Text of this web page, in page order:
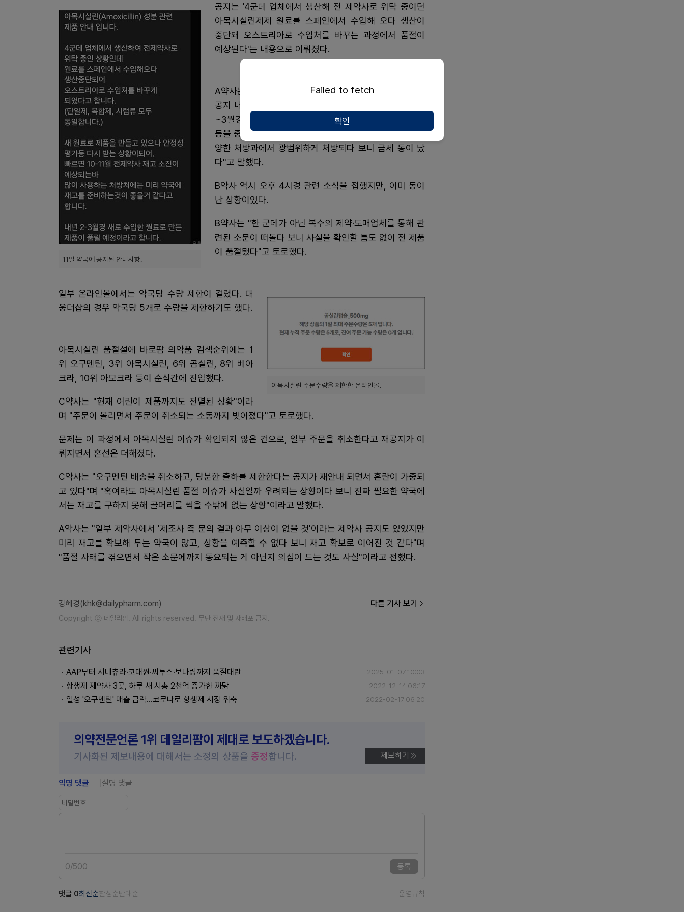
11일 약국에 공지된 안내사항.
공지는 '4군데 업체에서 생산해 전 제약사로 위탁 중이던
아목시실린제제 원료를 스페인에서 수입해 오다 생산이
중단돼 오스트리아로 수입처를 바꾸는 과정에서 품절이
예상된다'는 내용으로 이뤄졌다.
A약사는 "10~11월 전 제약사 재고 소진이 예상된다는 게
공지 내용이었다. 새로 수입한 원료로 만든 제품은 내년 2
~3월경 풀릴 예정이라는 게 관련 내용이었는데, 커뮤니티
등을 중심으로 소문이 확산됐다"며 "특히 아목시실린은 다
양한 처방과에서 광범위하게 처방되다 보니 금세 동이 났
다"고 말했다.
B약사 역시 오후 4시경 관련 소식을 접했지만, 이미 동이
난 상황이었다.
B약사는 "한 군데가 아닌 복수의 제약·도매업체를 통해 관
련된 소문이 떠돌다 보니 사실을 확인할 틈도 없이 전 제품
이 품절됐다"고 토로했다.
아목시실린 주문수량을 제한한 온라인몰.
일부 온라인몰에서는 약국당 수량 제한이 걸렸다. 대
웅더샵의 경우 약국당 5개로 수량을 제한하기도 했다.
아목시실린 품절설에 바로팜 의약품 검색순위에는 1
위 오구멘틴, 3위 아목시실린, 6위 곰실린, 8위 베아
크라, 10위 아모크라 등이 순식간에 진입했다.
C약사는 "현재 어린이 제품까지도 전멸된 상황"이라
며 "주문이 몰리면서 주문이 취소되는 소동까지 빚어졌다"고 토로했다.
문제는 이 과정에서 아목시실린 이슈가 확인되지 않은 건으로, 일부 주문을 취소한다고 재공지가 이
뤄지면서 혼선은 더해졌다.
C약사는 "오구멘틴 배송을 취소하고, 당분한 출하를 제한한다는 공지가 재안내 되면서 혼란이 가중되
고 있다"며 "혹여라도 아목시실린 품절 이슈가 사실일까 우려되는 상황이다 보니 진짜 필요한 약국에
서는 재고를 구하지 못해 골머리를 썩을 수밖에 없는 상황"이라고 말했다.
A약사는 "일부 제약사에서 '제조사 측 문의 결과 아무 이상이 없을 것'이라는 제약사 공지도 있었지만
미리 재고를 확보해 두는 약국이 많고, 상황을 예측할 수 없다 보니 재고 확보로 이어진 것 같다"며
"품절 사태를 겪으면서 작은 소문에까지 동요되는 게 아닌지 의심이 드는 것도 사실"이라고 전했다.
강혜경(khk@dailypharm.com) 다른 기사 보기
Copyright ⓒ 데일리팜. All rights reserved. 무단 전재 및 재배포 금지.
관련기사
AAP부터 시네츄라·코대원·씨투스·보나링까지 품절대란 2025-01-07 10:03
항생제 제약사 3곳, 하루 새 시총 2천억 증가한 까닭 2022-12-14 06:17
일성 '오구멘틴' 매출 급락...코로나로 항생제 시장 위축 2022-02-17 06:20
의약전문언론 1위 데일리팜이 제대로 보도하겠습니다.
기사화된 제보내용에 대해서는 소정의 상품을 증정합니다. 제보하기
익명 댓글 실명 댓글
0/500 등록
댓글 0최신순찬성순반대순 운영규칙
Failed to fetch
확인